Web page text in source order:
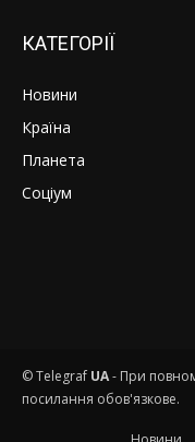
КАТЕГОРІЇ
Новини
Країна
Планета
Соціум
© Telegraf UA- При
посилання обов'язкове.